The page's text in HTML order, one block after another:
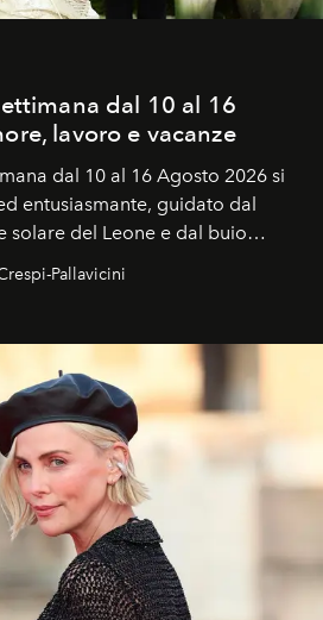
dal 10 al 16
lavoro e vacanze
dal 10 al 16 Agosto 2026 si
entusiasmante, guidato dal
solare del Leone e dal buio
Perseidi.
Pallavicini